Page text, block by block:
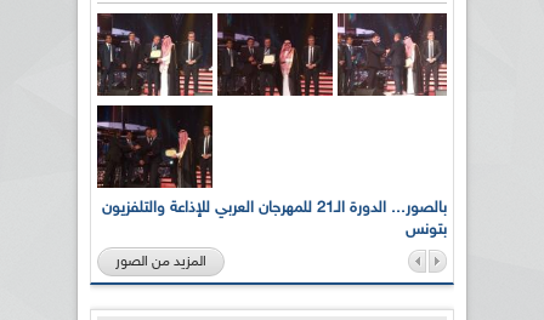
بالصور... الدورة الـ21 للمهرجان العربي للإذاعة والتلفزيون
بتونس
المزيد من الصور